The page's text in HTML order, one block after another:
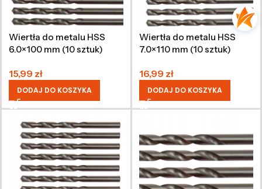
Wiertła do metalu HSS
6.0×100 mm (10 sztuk)
15,99 zł
DODAJ DO KOSZYKA
Wiertła do metalu HSS
7.0×110 mm (10 sztuk)
16,99 zł
DODAJ DO KOSZYKA